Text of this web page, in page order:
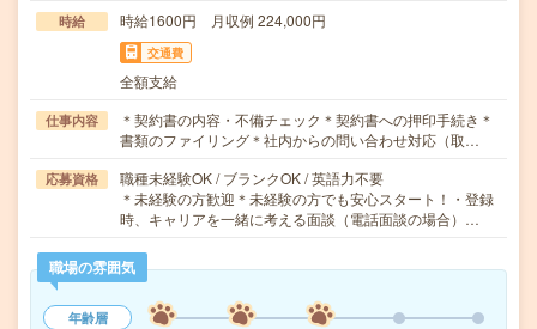
時給 時給1600円 月収例 224,000円
交通費
全額支給
仕事内容
＊契約書の内容・不備チェック＊契約書への押印手続き＊
書類のファイリング＊社内からの問い合わせ対応（取…
応募資格
職種未経験OK / ブランクOK / 英語力不要
＊未経験の方歓迎＊未経験の方でも安心スタート！・登録
時、キャリアを一緒に考える面談（電話面談の場合）…
職場の雰囲気
年齢層